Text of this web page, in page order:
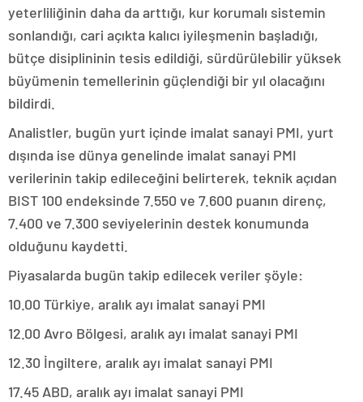
yeterliliğinin daha da arttığı, kur korumalı sistemin
sonlandığı, cari açıkta kalıcı iyileşmenin başladığı,
bütçe disiplininin tesis edildiği, sürdürülebilir yüksek
büyümenin temellerinin güçlendiği bir yıl olacağını
bildirdi.
Analistler, bugün yurt içinde imalat sanayi PMI, yurt
dışında ise dünya genelinde imalat sanayi PMI
verilerinin takip edileceğini belirterek, teknik açıdan
BIST 100 endeksinde 7.550 ve 7.600 puanın direnç,
7.400 ve 7.300 seviyelerinin destek konumunda
olduğunu kaydetti.
Piyasalarda bugün takip edilecek veriler şöyle:
10.00 Türkiye, aralık ayı imalat sanayi PMI
12.00 Avro Bölgesi, aralık ayı imalat sanayi PMI
12.30 İngiltere, aralık ayı imalat sanayi PMI
17.45 ABD, aralık ayı imalat sanayi PMI